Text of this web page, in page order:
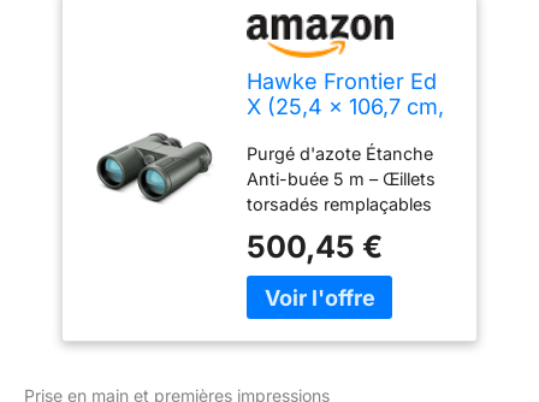
Hawke Frontier Ed
X (25,4 x 106,7 cm,
Purgé d'azote Étanche
Anti-buée 5 m – Œillets
torsadés remplaçables
– Les lentilles restent en
place et sont purgées à
l'azote
500,45 €
Prise en main et premières impressions